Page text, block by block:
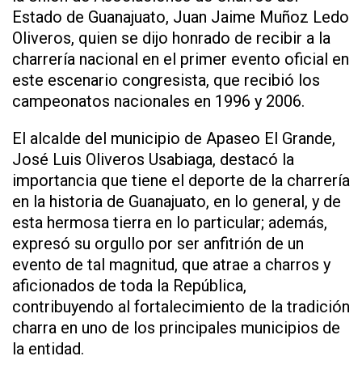
Estado de Guanajuato, Juan Jaime Muñoz Ledo
Oliveros, quien se dijo honrado de recibir a la
charrería nacional en el primer evento oficial en
este escenario congresista, que recibió los
campeonatos nacionales en 1996 y 2006.
El alcalde del municipio de Apaseo El Grande,
José Luis Oliveros Usabiaga, destacó la
importancia que tiene el deporte de la charrería
en la historia de Guanajuato, en lo general, y de
esta hermosa tierra en lo particular; además,
expresó su orgullo por ser anfitrión de un
evento de tal magnitud, que atrae a charros y
aficionados de toda la República,
contribuyendo al fortalecimiento de la tradición
charra en uno de los principales municipios de
la entidad.